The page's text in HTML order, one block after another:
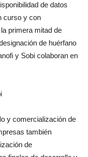
de datos
curso y con
primera mitad de
de huérfano
y Sobi colaboran en
y comercialización de
también
de